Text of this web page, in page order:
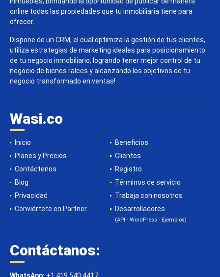
online todas las propiedades que tu inmobiliaria tiene para
ofrecer.
Dispone de un CRM, el cual optimiza la gestión de tus clientes,
utiliza estrategias de marketing ideales para posicionamiento
de tu negocio inmobiliario, logrando tener mejor control de tu
negocio de bienes raíces y alcanzando los objetivos de tu
negocio transformado en ventas!
Wasi.co
Inicio
Beneficios
Planes y Precios
Clientes
Contáctenos
Registro
Blog
Términos de servicio
Privacidad
Trabaja con nosotros
Conviértete en Partner
Desarrolladores
(API - WordPress - Ejemplos)
Contáctanos: